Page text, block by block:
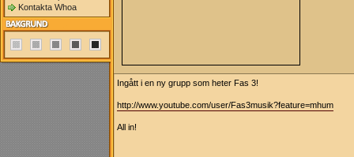
Kontakta Whoa
Ingått i en ny grupp som heter Fas 3!
http://www.youtube.com/user/Fas3musik?feature=mhum
All in!